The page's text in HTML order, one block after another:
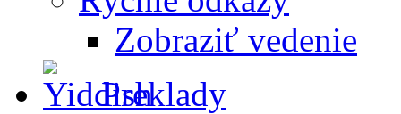
Zobraziť vedenie
Preklady